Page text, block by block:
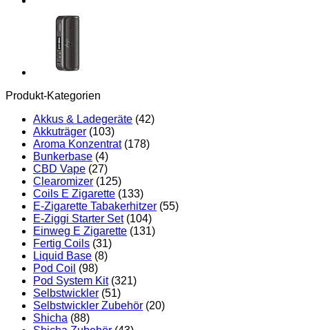
Produkt-Kategorien
Akkus & Ladegeräte (42)
Akkuträger (103)
Aroma Konzentrat (178)
Bunkerbase (4)
CBD Vape (27)
Clearomizer (125)
Coils E Zigarette (133)
E-Zigarette Tabakerhitzer (55)
E-Ziggi Starter Set (104)
Einweg E Zigarette (131)
Fertig Coils (31)
Liquid Base (8)
Pod Coil (98)
Pod System Kit (321)
Selbstwickler (51)
Selbstwickler Zubehör (20)
Shicha (88)